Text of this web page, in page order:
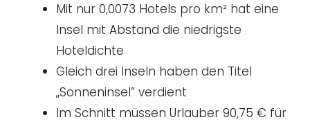
Mit nur 0,0073 Hotels pro km² hat eine
Insel mit Abstand die niedrigste
Hoteldichte
Gleich drei Inseln haben den Titel
„Sonneninsel” verdient
Im Schnitt müssen Urlauber 90,75 € für